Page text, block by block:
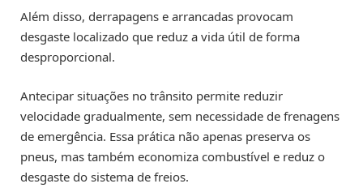
Além disso, derrapagens e arrancadas provocam
desgaste localizado que reduz a vida útil de forma
desproporcional.
Antecipar situações no trânsito permite reduzir
velocidade gradualmente, sem necessidade de frenagens
de emergência. Essa prática não apenas preserva os
pneus, mas também economiza combustível e reduz o
desgaste do sistema de freios.